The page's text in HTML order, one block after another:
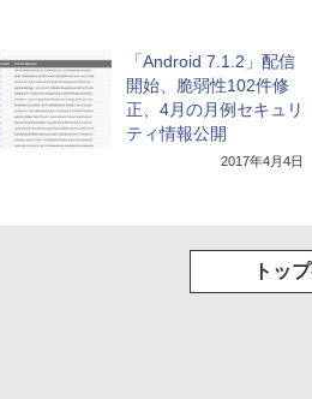
「Android 7.1.2」配信
開始、脆弱性102件修
正、4月の月例セキュリ
ティ情報公開
2017年4月4日
トッ